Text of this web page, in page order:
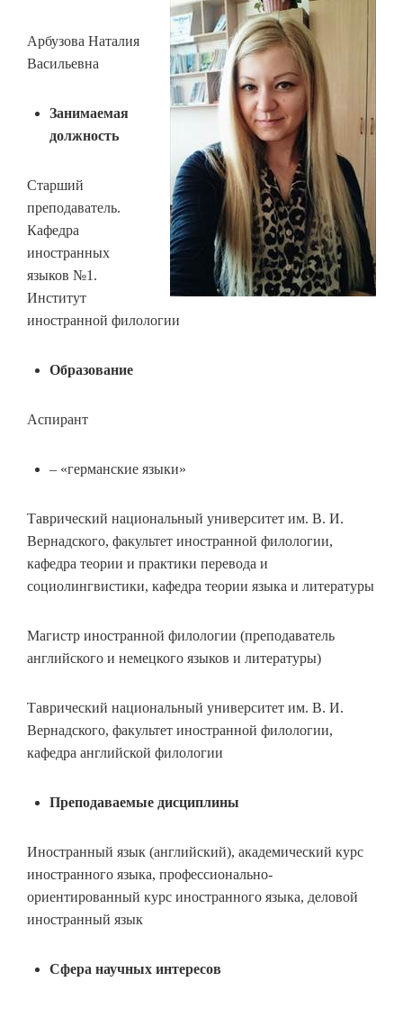
Арбузова Наталия
Васильевна
Занимаемая
должность
Старший
преподаватель.
Кафедра
иностранных
языков №1.
Институт
иностранной филологии
Образование
Аспирант
– «германские языки»
Таврический национальный университет им. В. И.
Вернадского, факультет иностранной филологии,
кафедра теории и практики перевода и
социолингвистики, кафедра теории языка и литературы
Магистр иностранной филологии (преподаватель
английского и немецкого языков и литературы)
Таврический национальный университет им. В. И.
Вернадского, факультет иностранной филологии,
кафедра английской филологии
Преподаваемые дисциплины
Иностранный язык (английский), академический курс
иностранного языка, профессионально-
ориентированный курс иностранного языка, деловой
иностранный язык
Сфера научных интересов